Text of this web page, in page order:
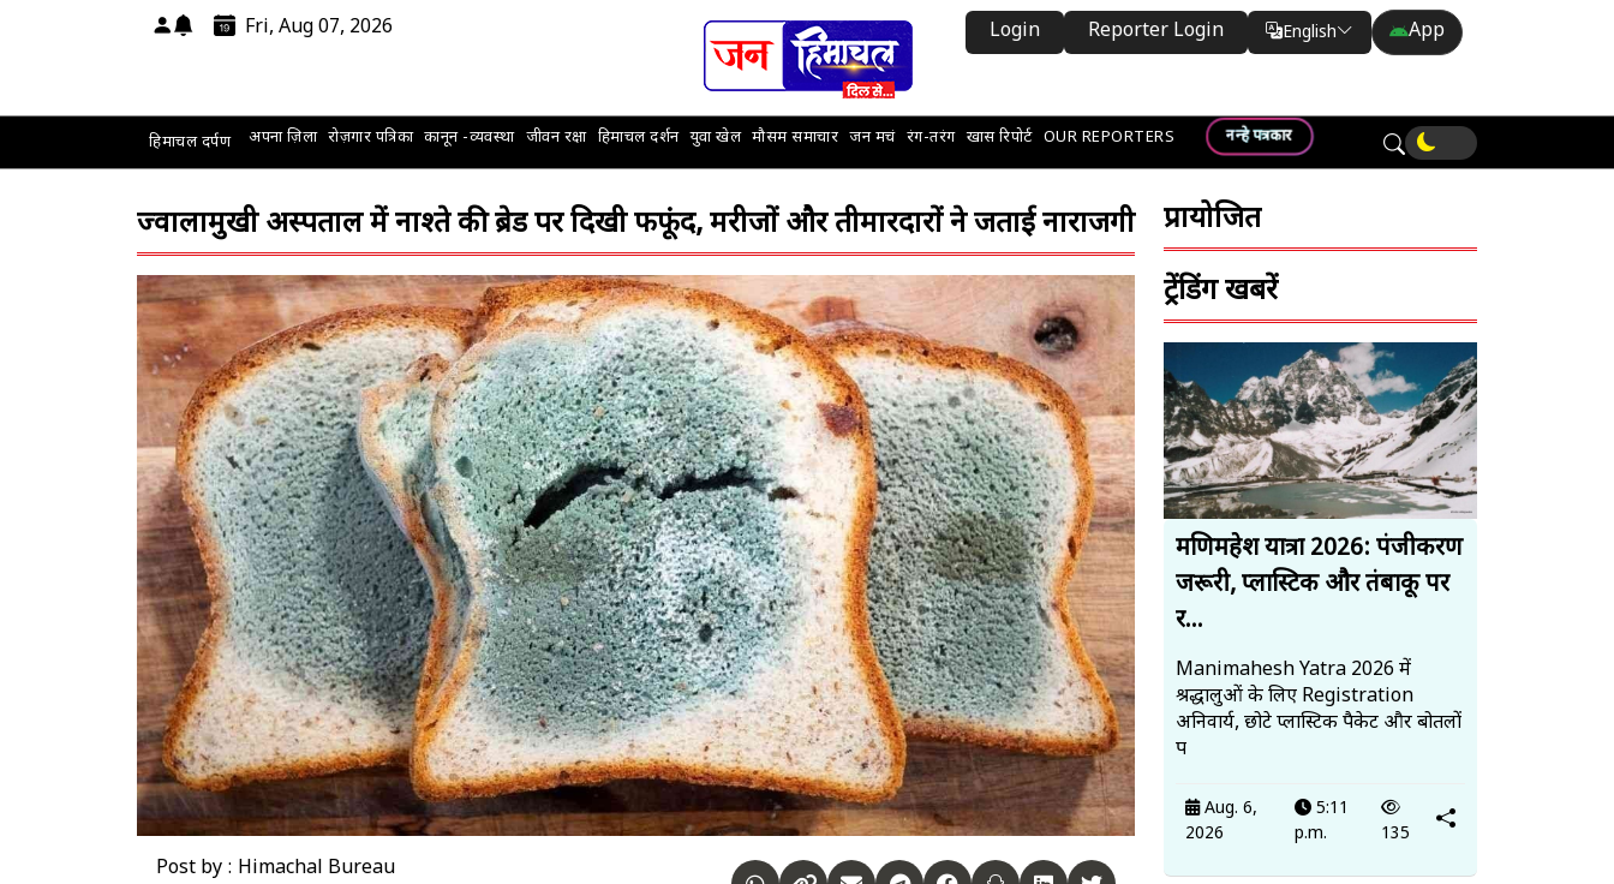
Fri, Aug 07, 2026 Login Reporter Login English
Translate
App
हिमाचल दर्पण अपना ज़िला रोज़गार पत्रिका कानून -व्यवस्था जीवन रक्षा हिमाचल दर्शन युवा खेल मौसम समाचार जन मचं रंग-तरंग खास रिपोर्ट OUR REPORTERS नन्हे पत्रकार
ज्वालामुखी अस्पताल में नाश्ते की ब्रेड पर दिखी फफूंद, मरीजों और तीमारदारों ने जताई नाराजगी
Post by : Himachal Bureau
प्रायोजित
ट्रेंडिंग खबरें
मणिमहेश यात्रा 2026: पंजीकरण
जरूरी, प्लास्टिक और तंबाकू पर
र...
Manimahesh Yatra 2026 में
श्रद्धालुओं के लिए Registration
अनिवार्य, छोटे प्लास्टिक पैकेट और बोतलों
प
Aug. 6,
2026
5:11
p.m.
135